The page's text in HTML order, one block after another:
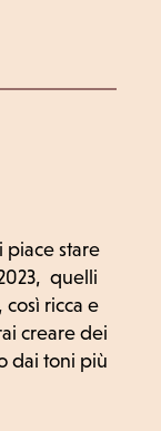
stare
quelli
ricca e
creare dei
dai toni più